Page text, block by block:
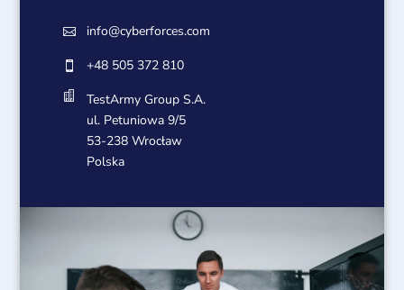
 info@cyberforces.com
 +48 505 372 810

TestArmy Group S.A.
ul. Petuniowa 9/5
53-238 Wrocław
Polska